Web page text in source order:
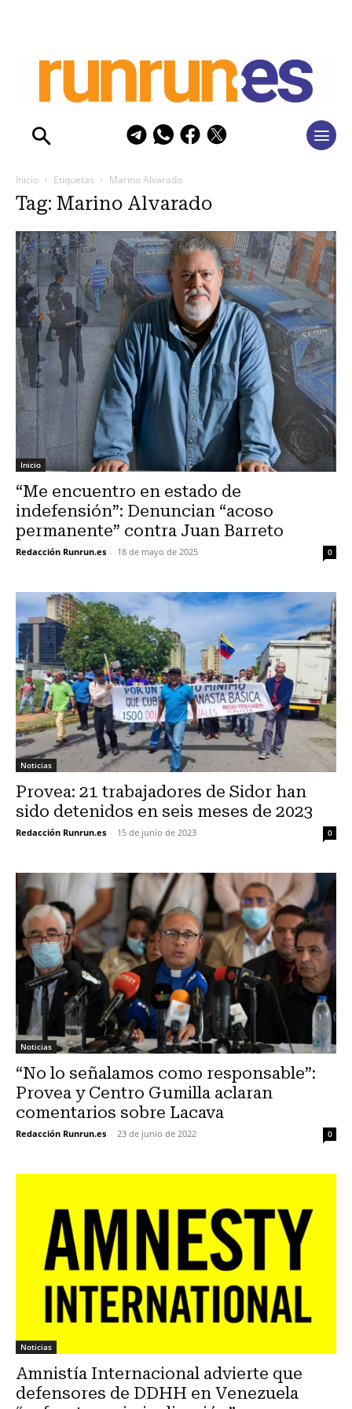
Inicio Etiquetas Marino Alvarado
Tag: Marino Alvarado
Inicio
“Me encuentro en estado de
indefensión”: Denuncian “acoso
permanente” contra Juan Barreto
Redacción Runrun.es - 18 de mayo de 2025 0
Noticias
Provea: 21 trabajadores de Sidor han
sido detenidos en seis meses de 2023
Redacción Runrun.es - 15 de junio de 2023 0
Noticias
“No lo señalamos como responsable”:
Provea y Centro Gumilla aclaran
comentarios sobre Lacava
Redacción Runrun.es - 23 de junio de 2022 0
Noticias
Amnistía Internacional advierte que
defensores de DDHH en Venezuela